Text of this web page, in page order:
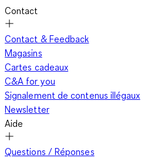
Contact
Contact & Feedback
Magasins
Cartes cadeaux
C&A for you
Signalement de contenus illégaux
Newsletter
Aide
Questions / Réponses